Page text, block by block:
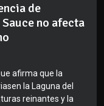
de
no afecta
afirma que la
la Laguna del
reinantes y la